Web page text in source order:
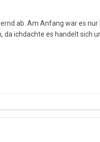
ab. Am Anfang war es
ichdachte es handelt sich